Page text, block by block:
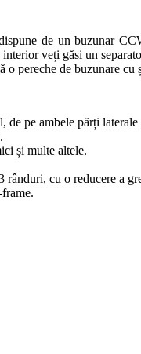
de un buzunar
veți găsi un
pereche de buzunare
de pe ambele părți
și multe altele.
cu o reducere a